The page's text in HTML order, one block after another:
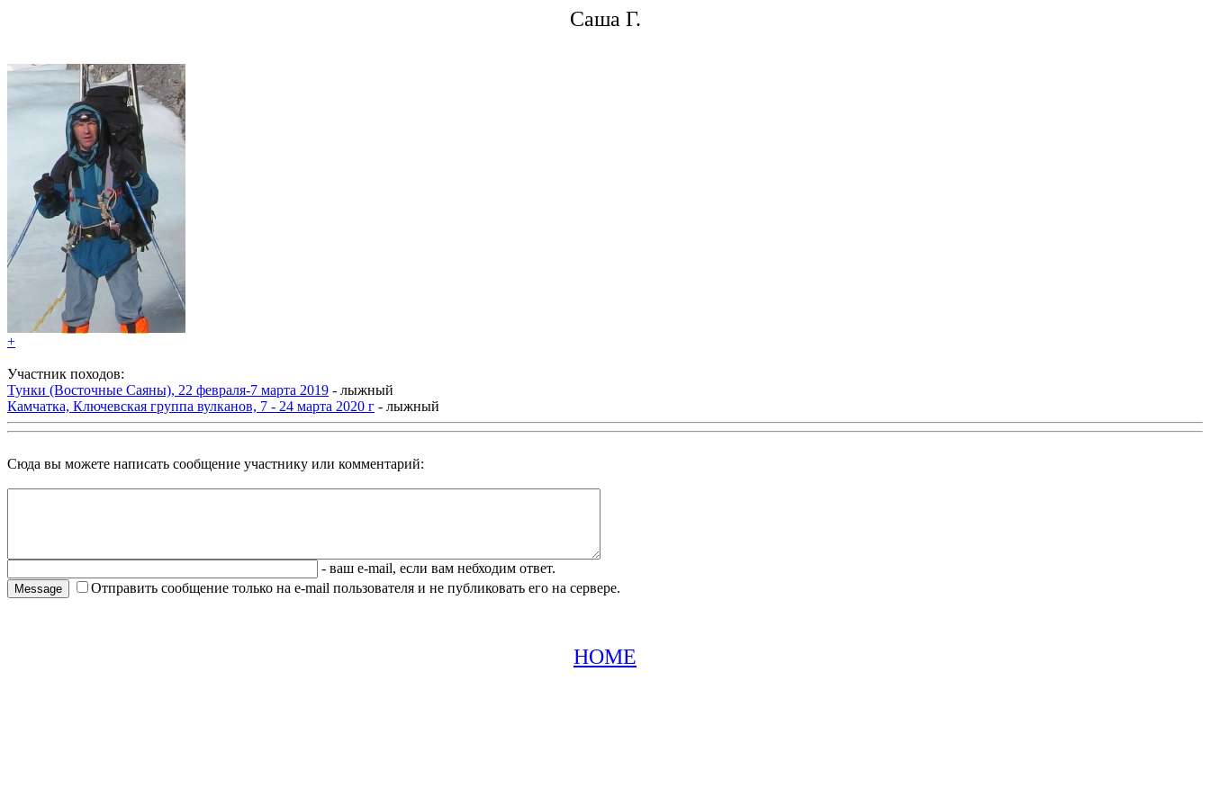
Саша Г.
+
Участник походов:
Тунки (Восточные Саяны), 22 февраля-7 марта 2019 - лыжный
Камчатка, Ключевская группа вулканов, 7 - 24 марта 2020 г - лыжный
Сюда вы можете написать сообщение участнику или комментарий:
- ваш e-mail, если вам небходим ответ.
Отправить сообщение только на e-mail пользователя и не публиковать его на сервере.
HOME